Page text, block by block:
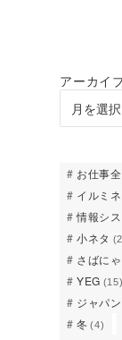
アーカイ
お仕事
イルミ
情報シ
小ネタ
さばに
YEG (15)
ジャパ
冬 (4)